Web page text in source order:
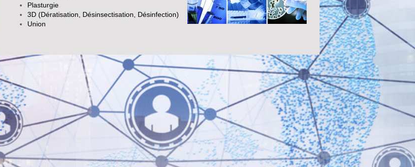
Plasturgie
3D (Dératisation, Désinsectisation, Désinfection)
Union